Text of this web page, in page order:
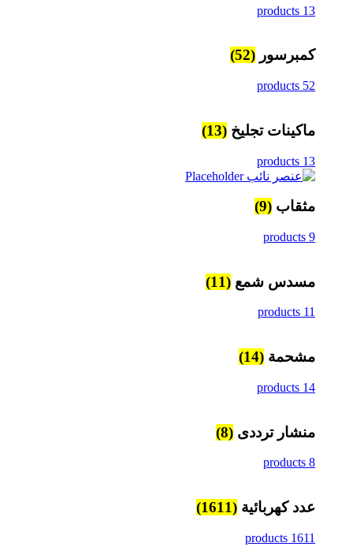
13 products
كمبرسور (52)
52 products
ماكينات تجليخ (13)
13 products
مثقاب (9)
9 products
مسدس شمع (11)
11 products
مشحمة (14)
14 products
منشار ترددى (8)
8 products
عدد كهربائية (1611)
1611 products